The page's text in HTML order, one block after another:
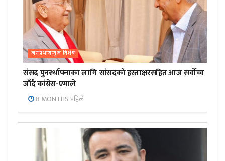
जनप्रभाबन्युज विशेष
संसद पुनर्स्थापनाका लागि सांसदको हस्ताक्षरसहित आज सर्वोच्च
जाँदै कांग्रेस-एमाले
8 MONTHS पहिले